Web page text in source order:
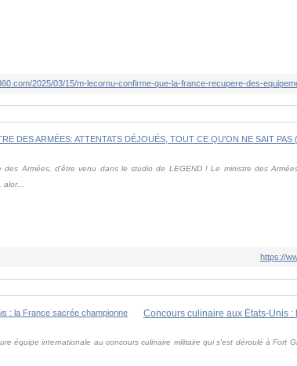
2025/03/15/m-lecornu-confirme-que-la-france-recupere-des-
des Armées, d'être venu dans le studio de LEGEND ! Le ministre des
https://
Concours culinaire aux États-Unis
équipe internationale au concours culinaire militaire qui s'est déroulé à Fort